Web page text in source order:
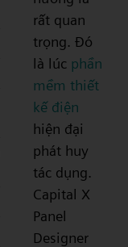
rất quan
trọng. Đó
là lúc phần
mềm thiết
kế điện
hiện đại
phát huy
tác dụng.
Capital X
Panel
Designer